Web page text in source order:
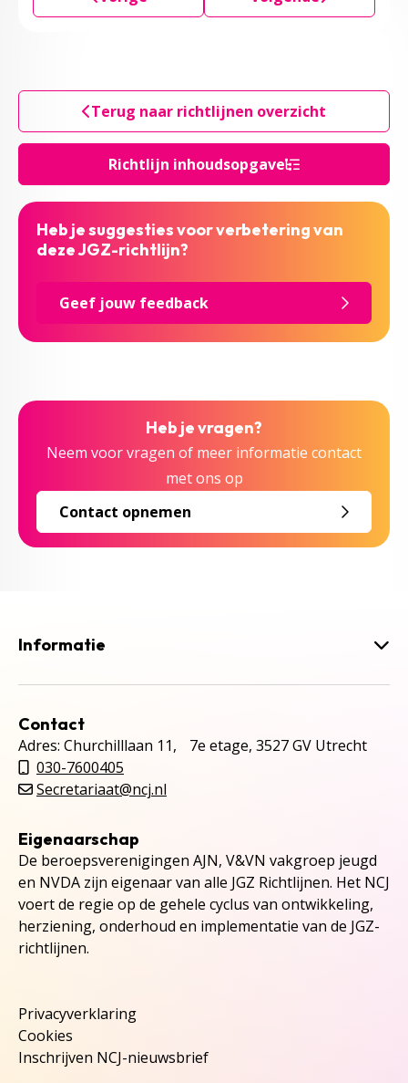
Richtlijn inhoudsopgave
Terug naar richtlijnen overzicht
Heb je suggesties voor verbetering van
deze JGZ-richtlijn?
Geef jouw feedback
Heb je vragen?
Neem voor vragen of meer informatie contact
met ons op
Contact opnemen
Informatie
Contact
Adres: Churchilllaan 11, 7e etage, 3527 GV Utrecht
030-7600405
Secretariaat@ncj.nl
Eigenaarschap
De beroepsverenigingen AJN, V&VN vakgroep jeugd
en NVDA zijn eigenaar van alle JGZ Richtlijnen. Het NCJ
voert de regie op de gehele cyclus van ontwikkeling,
herziening, onderhoud en implementatie van de JGZ-
richtlijnen.
Privacyverklaring
Cookies
Inschrijven NCJ-nieuwsbrief